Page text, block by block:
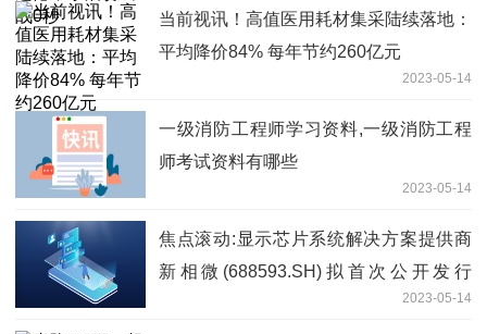
当前视讯！高值医用耗材集采陆续落地：
平均降价84% 每年节约260亿元
2023-05-14
一级消防工程师学习资料,一级消防工程
师考试资料有哪些
2023-05-14
焦点滚动:显示芯片系统解决方案提供商
新相微(688593.SH)拟首次公开发行
2023-05-14